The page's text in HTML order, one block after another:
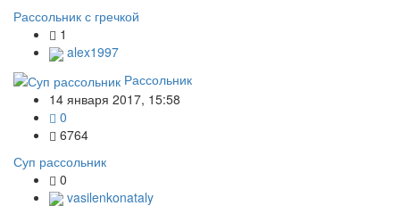
Рассольник с гречкой
1
alex1997
Рассольник
14 января 2017, 15:58
0
6764
Суп рассольник
0
vasilenkonataly